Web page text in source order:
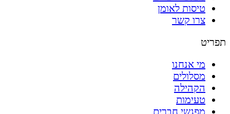
טיסות לאומן
צרו קשר
תפריט
מי אנחנו
מסלולים
הקהילה
טעימות
מפגשי חברים